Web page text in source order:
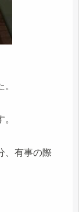
、有事の際